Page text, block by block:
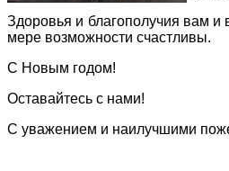
Здоровья и благополучия вам
мере возможности счастливы.
С Новым годом!
Оставайтесь с нами!
С уважением и наилучшими